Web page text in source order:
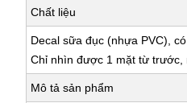
Chất liệu
Decal sữa đục (nhựa PVC),
Chỉ nhìn được 1 mặt từ trước,
Mô tả sản phẩm